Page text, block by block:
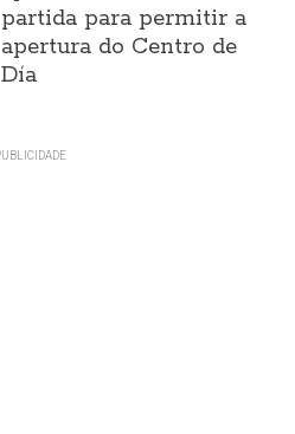
partida para permitir a
apertura do Centro de
Día